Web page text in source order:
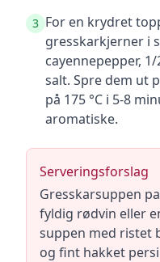
3 For en krydret
gresskarkjerner i
cayennepepper,
salt. Spre dem ut
på 175 °C i 5-8
aromatiske.
Serveringsforslag
Gresskarsuppen
fyldig rødvin eller
suppen med ristet
og fint hakket